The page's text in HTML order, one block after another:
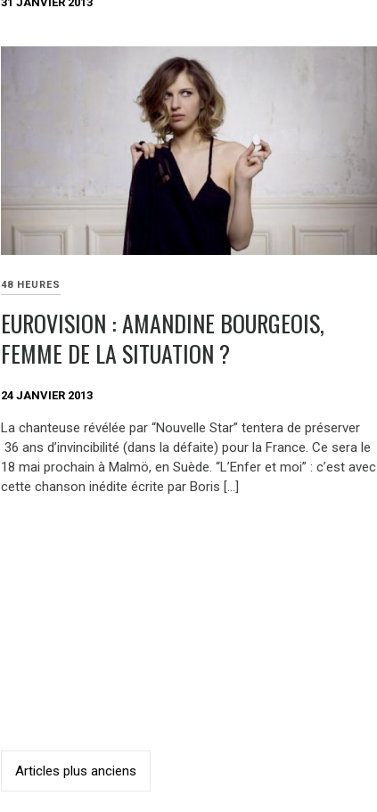
48 HEURES
EUROVISION : AMANDINE BOURGEOIS,
FEMME DE LA SITUATION ?
24 JANVIER 2013
La chanteuse révélée par “Nouvelle Star” tentera de préserver
36 ans d’invincibilité (dans la défaite) pour la France. Ce sera le
18 mai prochain à Malmö, en Suède. “L’Enfer et moi” : c’est avec
cette chanson inédite écrite par Boris […]
Navigation
des
Articles plus anciens